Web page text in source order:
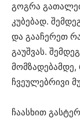
გოგრა
კუბებად.
და გააჩერეთ
გაუშვას.
ჩვეულებრივი
ჩაასხით